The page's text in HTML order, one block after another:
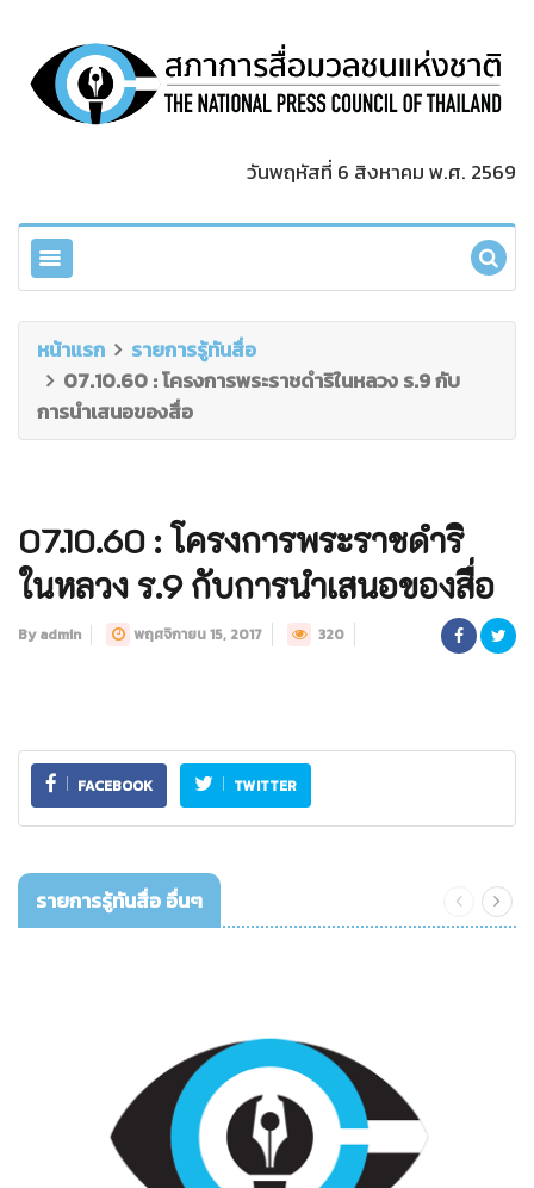
วันพฤหัสที่ 6 สิงหาคม พ.ศ. 2569
หน้าแรก
รายการรู้ทันสื่อ
07.10.60 : โครงการพระราชดำริในหลวง ร.9 กับ
การนำเสนอของสื่อ
07.10.60 : โครงการพระราชดำริ
ในหลวง ร.9 กับการนำเสนอของสื่อ
By admin พฤศจิกายน 15, 2017 320
FACEBOOK TWITTER
รายการรู้ทันสื่อ อื่นๆ